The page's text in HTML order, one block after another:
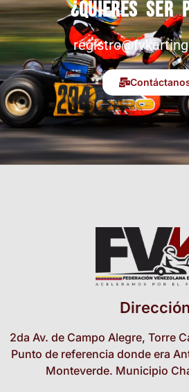
¿Quieres ser
Dirección
2da Av. de Campo Alegre, Torre
Punto de referencia donde era
Monteverde. Municipio